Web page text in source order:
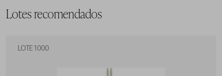
Lotes recomendados
LOTE 1000